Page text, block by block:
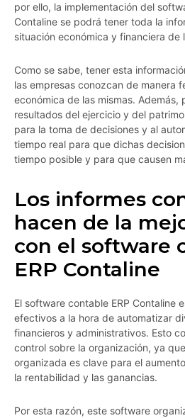
por ello, la implementación del
Contaline se podrá tener toda la
situación económica y financiera de
Como se sabe, tener esta
las empresas conozcan de manera
económica de las mismas. Además,
resultados del ejercicio y del
para la toma de decisiones y al
tiempo real para que dichas
tiempo posible y para que causen
Los informes
hacen de la
con el software
ERP Contaline
El software contable ERP Contaline
efectivos a la hora de automatizar
financieros y administrativos. Esto
control sobre la organización, ya
organizada es clave para el
la rentabilidad y las ganancias.
Por esta razón, este software